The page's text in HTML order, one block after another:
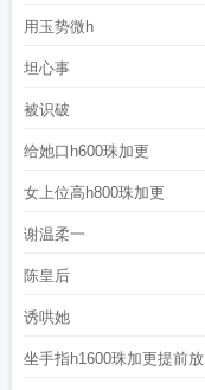
用玉势微h
坦心事
被识破
给她口h600珠加更
女上位高h800珠加更
谢温柔一
陈皇后
诱哄她
坐手指h1600珠加更提前放